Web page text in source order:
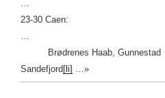
23-30 Caen:
Brødrenes Haab,
Sandefjord[li] …»